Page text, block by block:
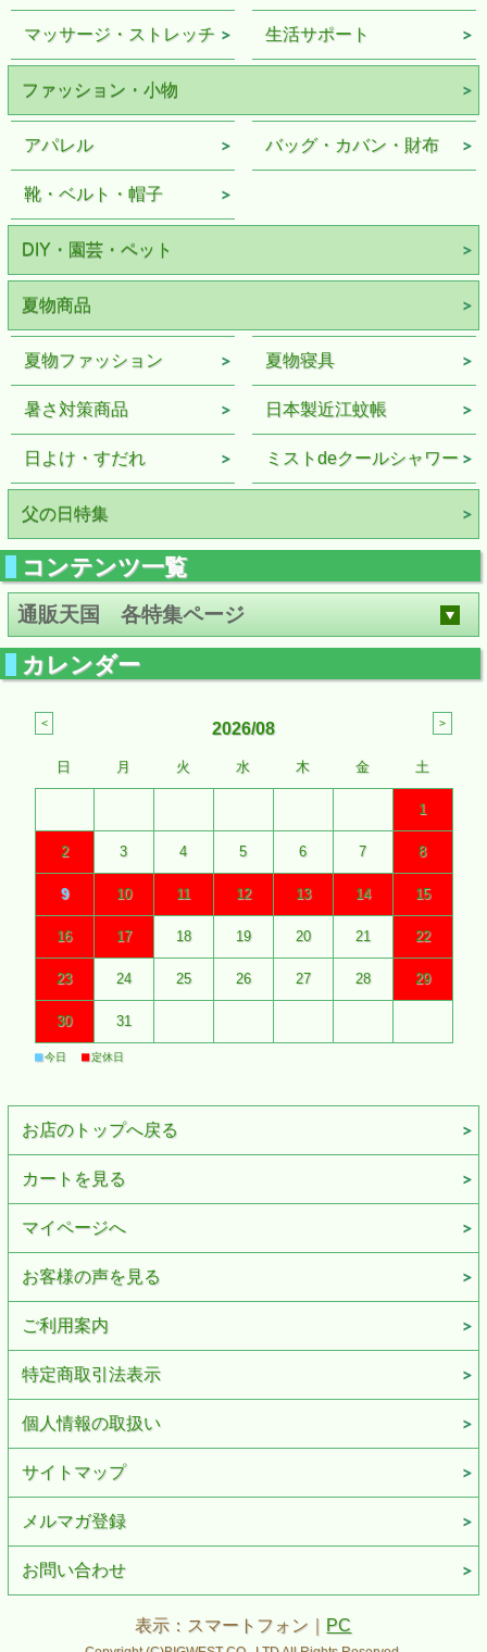
マッサージ・ストレッチ 生活サポート
ファッション・小物
アパレル
靴・ベルト・帽子
バッグ・カバン・財布
DIY・園芸・ペット
夏物商品
夏物ファッション
暑さ対策商品
日よけ・すだれ
夏物寝具
日本製近江蚊帳
ミストdeクールシャワー
父の日特集
コンテンツ一覧
通販天国 各特集ページ
カレンダー
2026/08
日 月 火 水 木 金 土
1
2 3 4 5 6 7 8
9 10 11 12 13 14 15
16 17 18 19 20 21 22
23 24 25 26 27 28 29
30 31
■今日 ■定休日
お店のトップへ戻る
カートを見る
マイページへ
お客様の声を見る
ご利用案内
特定商取引法表示
個人情報の取扱い
サイトマップ
メルマガ登録
お問い合わせ
表示：スマートフォン｜ PC